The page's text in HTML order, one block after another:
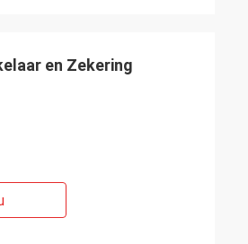
en Zekering